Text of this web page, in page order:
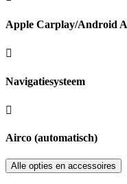
Apple Carplay/Android
Navigatiesysteem
Airco (automatisch)
Alle opties en accessoires